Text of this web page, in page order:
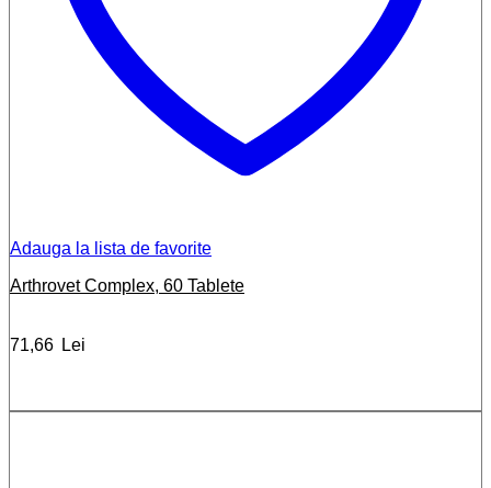
Adauga la lista de favorite
Arthrovet Complex, 60 Tablete
71,66 Lei